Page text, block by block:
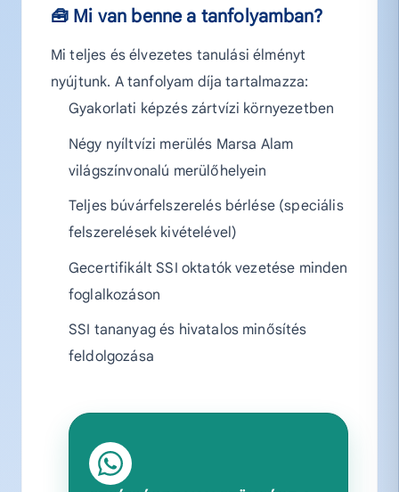
🧰 Mi van benne a tanfolyamban?
Mi teljes és élvezetes tanulási élményt
nyújtunk. A tanfolyam díja tartalmazza:
Gyakorlati képzés zártvízi környezetben
Négy nyíltvízi merülés Marsa Alam
világszínvonalú merülőhelyein
Teljes búvárfelszerelés bérlése (speciális
felszerelések kivételével)
Gecertifikált SSI oktatók vezetése minden
foglalkozáson
SSI tananyag és hivatalos minősítés
feldolgozása